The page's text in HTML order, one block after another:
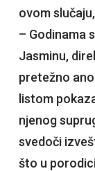
ovom
– Godinama
Jasminu,
pretežno
listom
njenog
svedoči
što u